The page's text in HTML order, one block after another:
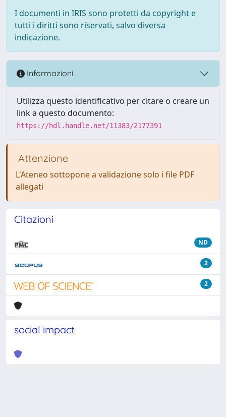
I documenti in IRIS sono protetti da copyright e
tutti i diritti sono riservati, salvo diversa
indicazione.
Informazioni
Utilizza questo identificativo per citare o creare un
link a questo documento:
https://hdl.handle.net/11383/2177391
Attenzione
L'Ateneo sottopone a validazione solo i file PDF
allegati
Citazioni
ND
2
2
social impact